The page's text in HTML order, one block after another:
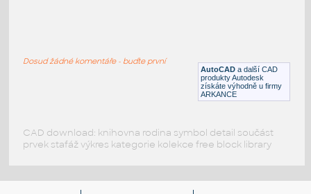
DWG Kolejová AutoCAD a další CAD
produkty Autodesk
získáte výhodně u firmy
ARKANCE
Dosud žádné komentáře - buďte první
CAD download: knihovna rodina symbol detail součást
prvek stafáž výkres kategorie kolekce free block library